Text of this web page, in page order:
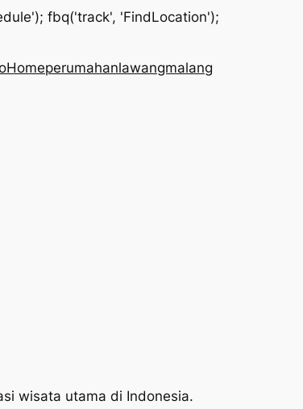
fbq('track', 'FindLocation');
Homeperumahanlawangmalang
wisata utama di Indonesia.